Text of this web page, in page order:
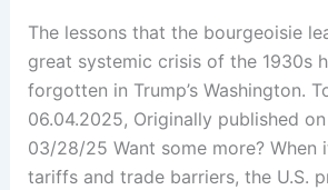
The lessons that the bourgeoisie
great systemic crisis of the 1930s
forgotten in Trump’s Washington.
06.04.2025, Originally published
03/28/25 Want some more? When
tariffs and trade barriers, the U.S.